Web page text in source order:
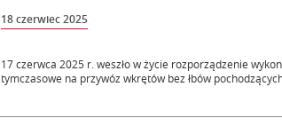
18 czerwiec 2025
17 czerwca 2025 r. weszło w życie rozporządzenie
tymczasowe na przywóz wkrętów bez łbów pochodzących